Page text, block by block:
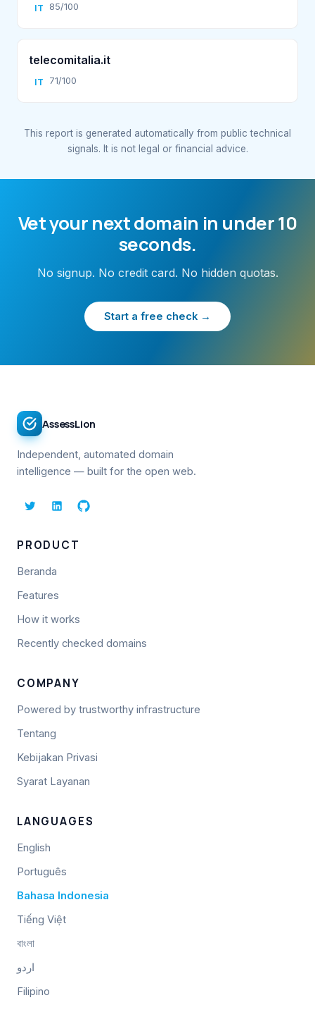
IT 85/100
telecomitalia.it
IT 71/100
This report is generated automatically from public technical
signals. It is not legal or financial advice.
Vet your next domain in under 10
seconds.
No signup. No credit card. No hidden quotas.
Start a free check →
AssessLion
Independent, automated domain
intelligence — built for the open web.
PRODUCT
Beranda
Features
How it works
Recently checked domains
COMPANY
Powered by trustworthy infrastructure
Tentang
Kebijakan Privasi
Syarat Layanan
LANGUAGES
English
Português
Bahasa Indonesia
Tiếng Việt
বাংলা
اردو
Filipino